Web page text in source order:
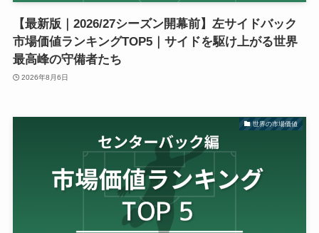
【最新版｜2026/27シーズン開幕前】左サイドバック
市場価値ランキングTOP5｜サイドを駆け上がる世界
最高峰の守備者たち
2026年8月6日
世界の市場価値